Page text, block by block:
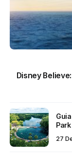
Disney
Park
27